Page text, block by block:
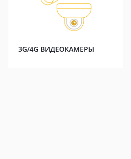
3G/4G ВИДЕОКАМЕРЫ